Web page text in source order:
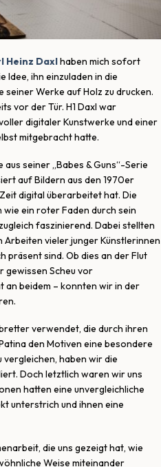
Heinz Daxlhaben mich sofort
Idee, ihn einzuladen in die
Werke auf Holz zu drucken.
vor der Tür. H1 Daxl war
digitaler Kunstwerke und einer
mitgebracht hatte.
seiner „Babes & Guns“-Serie
auf Bildern aus den 1970er
digital überarbeitet hat. Die
wie ein roter Faden durch sein
faszinierend. Dabei stellten
Arbeiten vieler junger Künstlerinnen
präsent sind. Ob dies an der Flut
gewissen Scheu vor
an beidem – konnten wir in der
verwendet, die durch ihren
den Motiven eine besondere
vergleichen, haben wir die
Doch letztlich waren wir uns
hatten eine unvergleichliche
unterstrich und ihnen eine
die uns gezeigt hat, wie
Weise miteinander